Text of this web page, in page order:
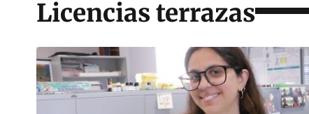
Licencias terrazas